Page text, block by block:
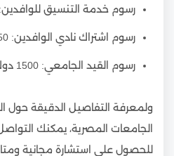
رسوم خدمة التنسيق للوافدين: 170 دولار أمريكي.
رسوم اشتراك نادي الوافدين: 150 دولار أمريكي.
رسوم القيد الجامعي: 1500 دولار أمريكي.
ولمعرفة التفاصيل الدقيقة حول
الجامعات المصرية، يمكنك
للحصول على استشارة مجانية